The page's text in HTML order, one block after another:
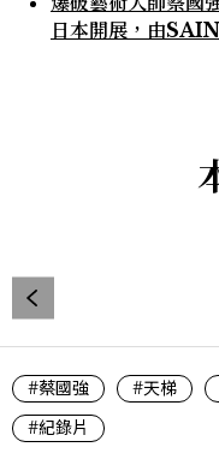
日本開展，由
#蔡國強 #天梯
#紀錄片